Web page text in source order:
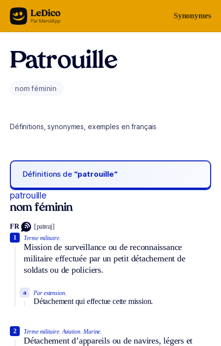
Aller au contenu Synonymes
Patrouille
nom féminin
Définitions, synonymes, exemples en français
Définitions de “patrouille“
patrouille
nom féminin
FR [patʀuj]
Terme militaire.
Mission de surveillance ou de reconnaissance
militaire effectuée par un petit détachement de
soldats ou de policiers.
1
Par extension.
Détachement qui effectue cette mission.
a
Terme militaire. Aviation. Marine.
Détachement d’appareils ou de navires, légers et
2